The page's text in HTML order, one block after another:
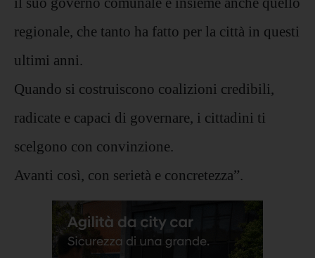
regionale, che tanto ha fatto per la città in questi
ultimi anni.
Quando si costruiscono coalizioni credibili,
radicate e capaci di governare, i cittadini ti
scelgono con convinzione.
Avanti così, con serietà e concretezza”.